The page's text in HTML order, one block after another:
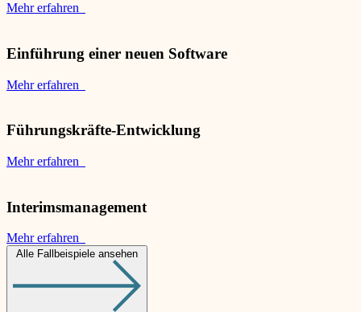
Mehr erfahren
Einführung einer neuen Software
Mehr erfahren
Führungskräfte-Entwicklung
Mehr erfahren
Interimsmanagement
Mehr erfahren
Alle Fallbeispiele ansehen